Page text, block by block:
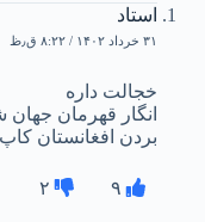
استاد
۳۱ خرداد ۱۴۰۲ / ۸:۲۲ ق٫ظ
خجالت داره
انگار قهرمان
بردن افغانستان
۹ ۲